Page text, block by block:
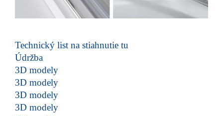
Technický list na stiahnutie tu
Údržba
3D modely
3D modely
3D modely
3D modely